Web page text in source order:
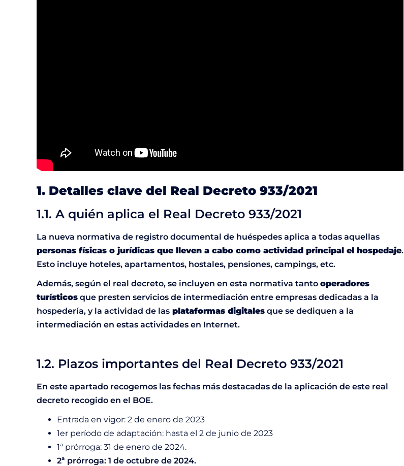
1. Detalles clave del Real Decreto 933/2021
1.1. A quién aplica el Real Decreto 933/2021
La nueva normativa de registro documental de huéspedes aplica a todas aquellas
personas físicas o jurídicas que lleven a cabo como actividad principal el hospedaje.
Esto incluye hoteles, apartamentos, hostales, pensiones, campings, etc.
Además, según el real decreto, se incluyen en esta normativa tanto operadores
turísticos que presten servicios de intermediación entre empresas dedicadas a la
hospedería, y la actividad de las plataformas digitales que se dediquen a la
intermediación en estas actividades en Internet.
1.2. Plazos importantes del Real Decreto 933/2021
En este apartado recogemos las fechas más destacadas de la aplicación de este real
decreto recogido en el BOE.
Entrada en vigor: 2 de enero de 2023
1er período de adaptación: hasta el 2 de junio de 2023
1ª prórroga: 31 de enero de 2024.
2ª prórroga: 1 de octubre de 2024.